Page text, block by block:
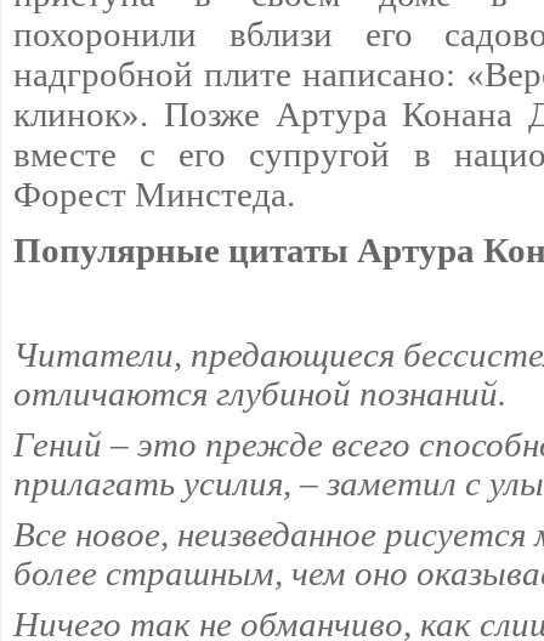
похоронили вблизи его
надгробной плите написано:
клинок». Позже Артура Конана
вместе с его супругой в
Форест Минстеда.
Популярные цитаты Артура
Читатели, предающиеся
отличаются глубиной познаний.
Гений – это прежде всего
прилагать усилия, – заметил с
Все новое, неизведанное рисуется
более страшным, чем оно
Ничего так не обманчиво, как